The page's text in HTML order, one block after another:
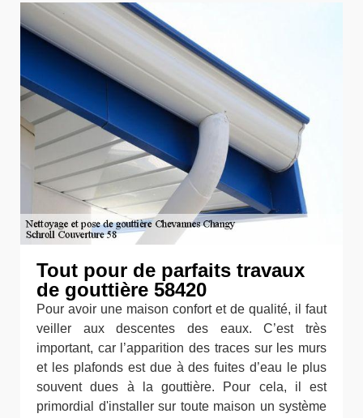
Tout pour de parfaits travaux
de gouttière 58420
Pour avoir une maison confort et de qualité, il faut
veiller aux descentes des eaux. C’est très
important, car l’apparition des traces sur les murs
et les plafonds est due à des fuites d’eau le plus
souvent dues à la gouttière. Pour cela, il est
primordial d'installer sur toute maison un système